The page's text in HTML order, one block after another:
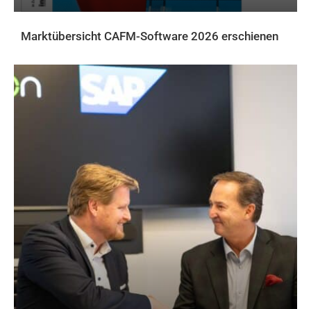
Marktübersicht CAFM-Software 2026 erschienen